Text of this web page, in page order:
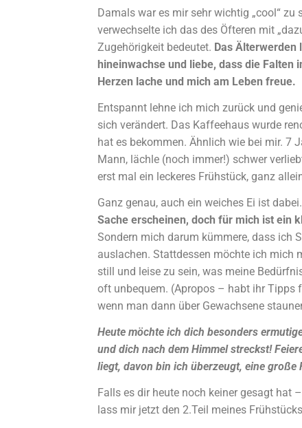
Damals war es mir sehr wichtig „cool“
verwechselte ich das des Öfteren mit
Zugehörigkeit bedeutet. Das Älterwerden
hineinwachse und liebe, dass die Falten
Herzen lache und mich am Leben freue.
Entspannt lehne ich mich zurück und
sich verändert. Das Kaffeehaus wurde
hat es bekommen. Ähnlich wie bei mir. 7
Mann, lächle (noch immer!) schwer
erst mal ein leckeres Frühstück, ganz
Ganz genau, auch ein weiches Ei ist
Sache erscheinen, doch für mich ist ein
Sondern mich darum kümmere, dass ich
auslachen. Stattdessen möchte ich mich
still und leise zu sein, was meine
oft unbequem. (Apropos – habt ihr Tipps
wenn man dann über Gewachsene
Heute möchte ich dich besonders
und dich nach dem Himmel streckst!
liegt, davon bin ich überzeugt, eine große
Falls es dir heute noch keiner gesagt hat
lass mir jetzt den 2.Teil meines